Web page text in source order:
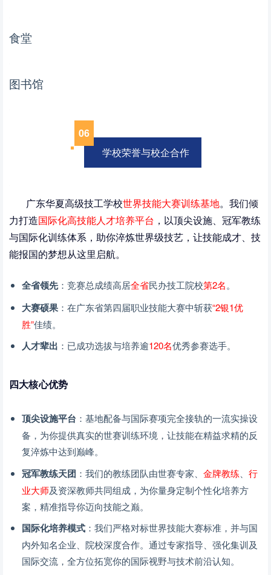
食堂
图书馆
06
学校荣誉与校企合作
广东华夏高级技工学校世界技能大赛训练基地。我们倾
力打造国际化高技能人才培养平台 ，以顶尖设施、冠军教练
与国际化训练体系，助你淬炼世界级技艺，让技能成才、技
能报国的梦想从这里启航。
全省领先：竞赛总成绩高居全省民办技工院校第2名。
大赛硕果 ：在广东省第四届职业技能大赛中斩获“2银1优
胜”佳绩。
人才辈出 ：已成功选拔与培养逾120名优秀参赛选手。
四大核心优势
顶尖设施平台 ：基地配备与国际赛项完全接轨的一流实操设
备，为你提供真实的世赛训练环境，让技能在精益求精的反
复淬炼中达到巅峰。
冠军教练天团 ：我们的教练团队由世赛专家、 金牌教练
行
业大师及资深教师共同组成，为你量身定制个性化培养方
案，精准指导你迈向技能之巅。
国际化培养模式 ：我们严格对标世界技能大赛标准，并与国
内外知名企业、院校深度合作。通过专家指导、强化集训及
国际交流，全方位拓宽你的国际视野与技术前沿认知。